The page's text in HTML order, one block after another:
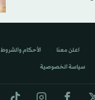
اعلن معنا الأحكام والشروط
سياسة الخصوصية